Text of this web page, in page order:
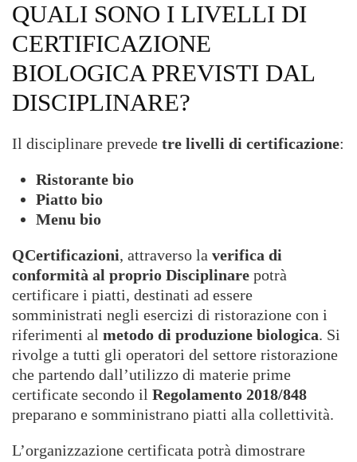
QUALI SONO I LIVELLI DI
CERTIFICAZIONE
BIOLOGICA PREVISTI DAL
DISCIPLINARE?
Il disciplinare prevede tre livelli di certificazione:
Ristorante bio
Piatto bio
Menu bio
QCertificazioni, attraverso la verifica di
conformità al proprio Disciplinare potrà
certificare i piatti, destinati ad essere
somministrati negli esercizi di ristorazione con i
riferimenti al metodo di produzione biologica. Si
rivolge a tutti gli operatori del settore ristorazione
che partendo dall’utilizzo di materie prime
certificate secondo il Regolamento 2018/848
preparano e somministrano piatti alla collettività.
L’organizzazione certificata potrà dimostrare
corretta
esecuzione dei
servizi
richiesti,
nonché per
memorizzare
il tuo consenso
per altre
cookie. È
possibile
modificando
impostazioni
del browser,
potrebbe
influire sul
funzionamento
del sito.
Analitici
Questi
cookie sono
installati da
Google
Analytics.
utilizzati per
nostro sito